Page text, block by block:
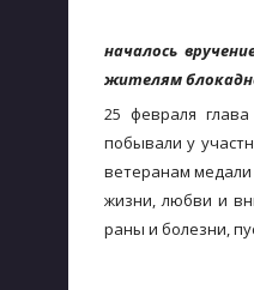
началось
жителям
25 февраля
побывали у
ветеранам медали
жизни, любви и
раны и болезни,